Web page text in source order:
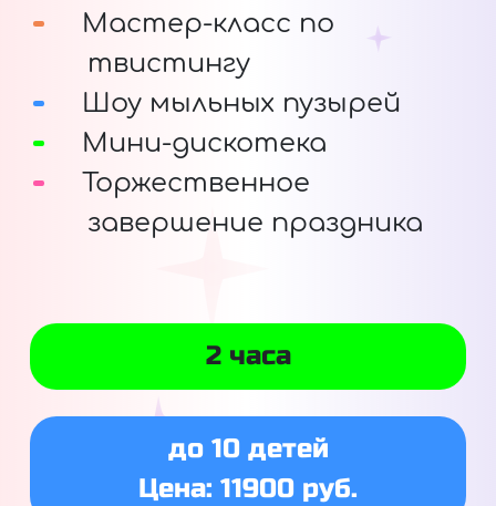
Мастер-класс по
твистингу
Шоу мыльных пузырей
Мини-дискотека
Торжественное
завершение праздника
2 часа
до 10 детей
Цена: 11900 руб.